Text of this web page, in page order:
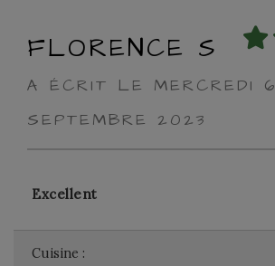
FLORENCE S
A ÉCRIT LE MERCREDI 6
SEPTEMBRE 2023
Excellent
Cuisine :